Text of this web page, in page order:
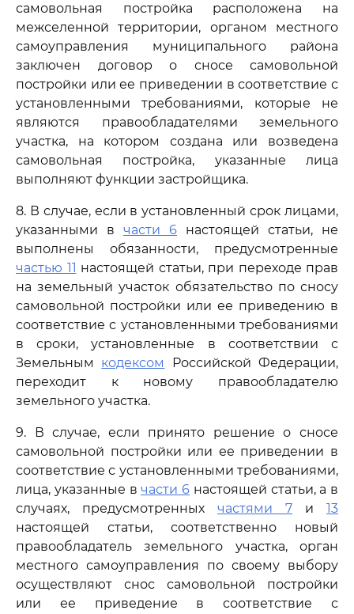
самовольная постройка расположена на
межселенной территории, органом местного
самоуправления муниципального района
заключен договор о сносе самовольной
постройки или ее приведении в соответствие с
установленными требованиями, которые не
являются правообладателями земельного
участка, на котором создана или возведена
самовольная постройка, указанные лица
выполняют функции застройщика.
8. В случае, если в установленный срок лицами,
указанными в части 6 настоящей статьи, не
выполнены обязанности, предусмотренные
частью 11 настоящей статьи, при переходе прав
на земельный участок обязательство по сносу
самовольной постройки или ее приведению в
соответствие с установленными требованиями
в сроки, установленные в соответствии с
Земельным кодексом
Российской Федерации,
переходит к новому правообладателю
земельного участка.
9. В случае, если принято решение о сносе
самовольной постройки или ее приведении в
соответствие с установленными требованиями,
лица, указанные вчасти 6 настоящей статьи, а в
случаях, предусмотренных частями 7 и 13
настоящей статьи, соответственно новый
правообладатель земельного участка, орган
местного самоуправления по своему выбору
осуществляют снос самовольной постройки
или ее приведение в соответствие с